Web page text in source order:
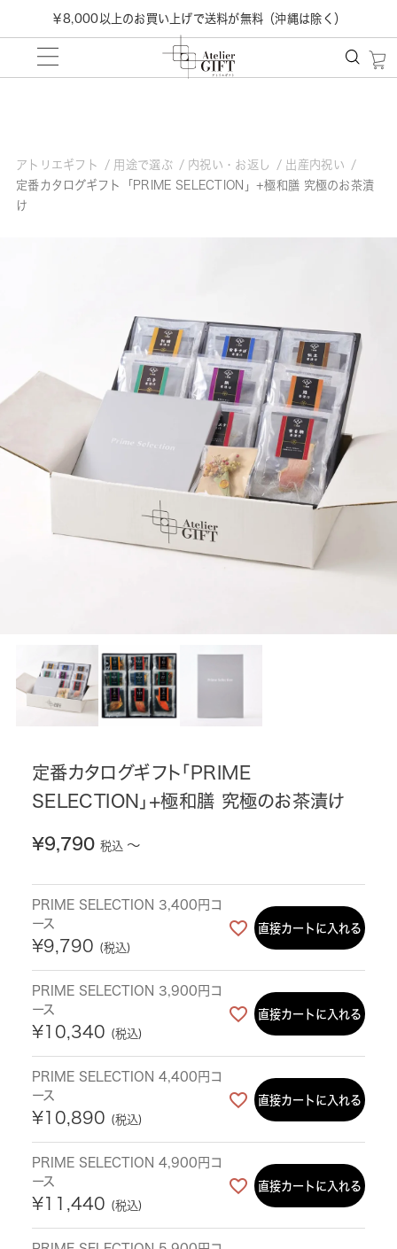
￥8,000以上のお買い上げで送料が無料（沖縄は除く）
アトリエギフト 用途で選ぶ 内祝い・お返し
出産内祝い
定番カタログギフト「PRIME SELECTION」+極和膳 究極のお茶漬
け
定番カタログギフト「PRIME
SELECTION」+極和膳 究極のお茶漬け
¥9,790 税込 〜
PRIME SELECTION 3,400円コ
ース
¥9,790 税込
直接カートに入れる
PRIME SELECTION 3,900円コ
ース
¥10,340 税込
直接カートに入れる
PRIME SELECTION 4,400円コ
ース
¥10,890 税込
直接カートに入れる
PRIME SELECTION 4,900円コ
ース
¥11,440 税込
直接カートに入れる